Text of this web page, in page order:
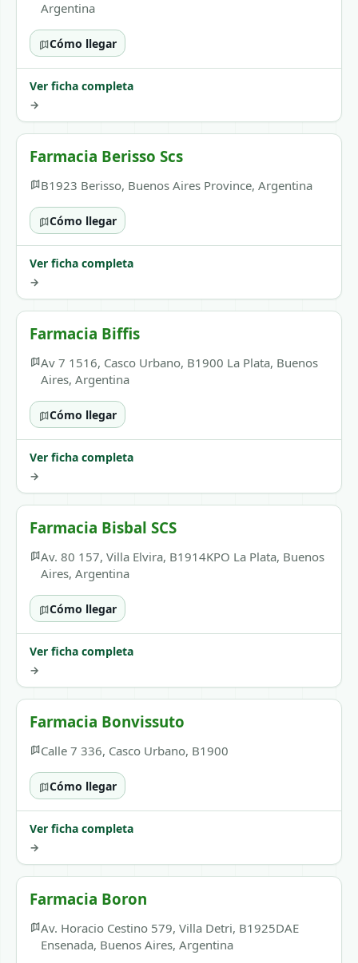
Argentina
Cómo llegar
Ver ficha completa
→
Farmacia Berisso Scs
B1923 Berisso, Buenos Aires Province, Argentina
Cómo llegar
Ver ficha completa
→
Farmacia Biffis
Av 7 1516, Casco Urbano, B1900 La Plata, Buenos
Aires, Argentina
Cómo llegar
Ver ficha completa
→
Farmacia Bisbal SCS
Av. 80 157, Villa Elvira, B1914KPO La Plata, Buenos
Aires, Argentina
Cómo llegar
Ver ficha completa
→
Farmacia Bonvissuto
Calle 7 336, Casco Urbano, B1900
Cómo llegar
Ver ficha completa
→
Farmacia Boron
Av. Horacio Cestino 579, Villa Detri, B1925DAE
Ensenada, Buenos Aires, Argentina